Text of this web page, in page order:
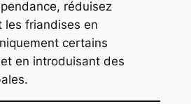
réduisez
les friandises en
certains
en introduisant des